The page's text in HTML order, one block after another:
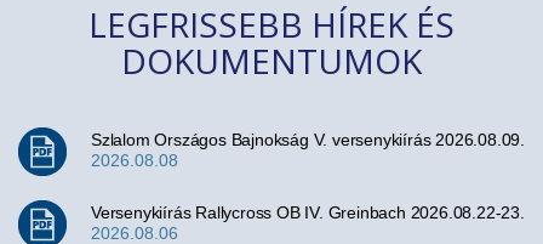
LEGFRISSEBB HÍREK ÉS
DOKUMENTUMOK
Szlalom Országos Bajnokság V. versenykiírás 2026.08.09.
2026.08.08
Versenykiírás Rallycross OB IV. Greinbach 2026.08.22-23.
2026.08.06